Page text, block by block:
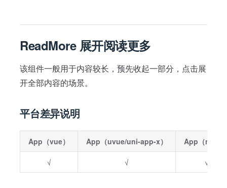
ReadMore 展开阅读更多
该组件一般用于内容较长，预先收起一部分，点击展
开全部内容的场景。
平台差异说明
App（vue） App（uvue/uni-app-x） App（nvue
√ √ √